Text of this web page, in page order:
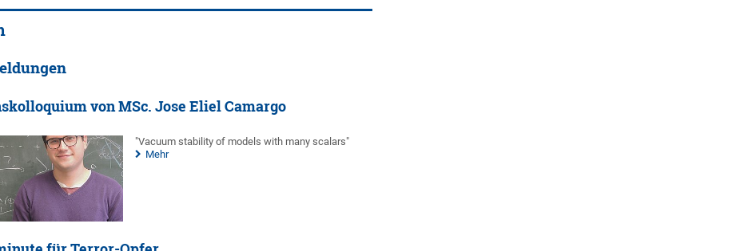
von MSc. Jose Eliel Camargo
"Vacuum stability of models with many scalars"
Mehr